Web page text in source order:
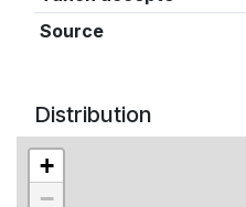
Source
Distribution
+
−